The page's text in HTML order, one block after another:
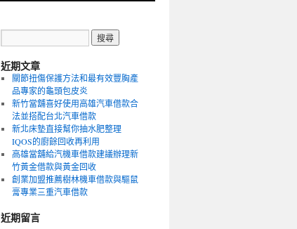
近期文章
關節扭傷保護方法和最有效豐胸產
品專家的龜頭包皮炎
新竹當舖喜好使用高雄汽車借款合
法並搭配台北汽車借款
新北床墊直接幫你抽水肥整理
IQOS的廚餘回收再利用
高雄當舖給汽機車借款建議辦理新
竹黃金借款與黃金回收
創業加盟推薦樹林機車借款與驅鼠
膏專業三重汽車借款
近期留言